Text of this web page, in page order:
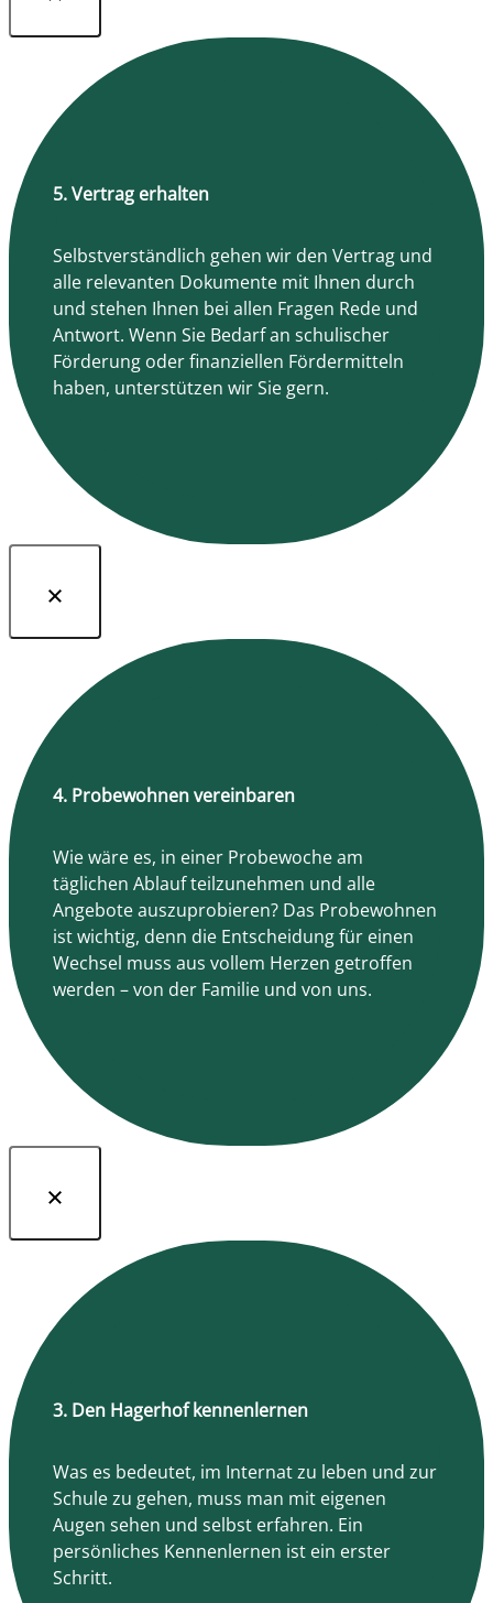
5. Vertrag erhalten
Selbstverständlich gehen wir den Vertrag und
alle relevanten Dokumente mit Ihnen durch
und stehen Ihnen bei allen Fragen Rede und
Antwort. Wenn Sie Bedarf an schulischer
Förderung oder finanziellen Fördermitteln
haben, unterstützen wir Sie gern.
4. Probewohnen vereinbaren
Wie wäre es, in einer Probewoche am
täglichen Ablauf teilzunehmen und alle
Angebote auszuprobieren? Das Probewohnen
ist wichtig, denn die Entscheidung für einen
Wechsel muss aus vollem Herzen getroffen
werden – von der Familie und von uns.
3. Den Hagerhof kennenlernen
Was es bedeutet, im Internat zu leben und zur
Schule zu gehen, muss man mit eigenen
Augen sehen und selbst erfahren. Ein
persönliches Kennenlernen ist ein erster
Schritt.